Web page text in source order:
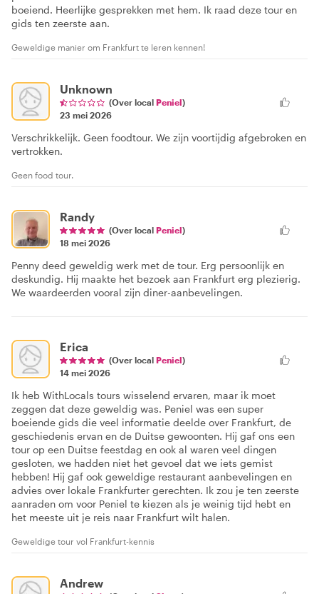
boeiend. Heerlijke gesprekken met hem. Ik raad deze tour en
gids ten zeerste aan.
Geweldige manier om Frankfurt te leren kennen!
Unknown
(Over local Peniel)
23 mei 2026
Verschrikkelijk. Geen foodtour. We zijn voortijdig afgebroken en
vertrokken.
Geen food tour.
Randy
(Over local Peniel)
18 mei 2026
Penny deed geweldig werk met de tour. Erg persoonlijk en
deskundig. Hij maakte het bezoek aan Frankfurt erg plezierig.
We waardeerden vooral zijn diner-aanbevelingen.
Erica
(Over local Peniel)
14 mei 2026
Ik heb WithLocals tours wisselend ervaren, maar ik moet
zeggen dat deze geweldig was. Peniel was een super
boeiende gids die veel informatie deelde over Frankfurt, de
geschiedenis ervan en de Duitse gewoonten. Hij gaf ons een
tour op een Duitse feestdag en ook al waren veel dingen
gesloten, we hadden niet het gevoel dat we iets gemist
hebben! Hij gaf ook geweldige restaurant aanbevelingen en
advies over lokale Frankfurter gerechten. Ik zou je ten zeerste
aanraden om voor Peniel te kiezen als je weinig tijd hebt en
het meeste uit je reis naar Frankfurt wilt halen.
Geweldige tour vol Frankfurt-kennis
Andrew